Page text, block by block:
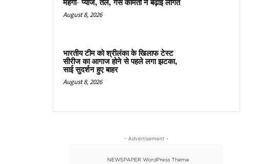
महंगी- प्याज, तेल, गैस कीमतों ने बढ़ाई लागत
August 8, 2026
भारतीय टीम को श्रीलंका के खिलाफ टेस्ट
सीरीज का आगाज होने से पहले लगा झटका,
साई सुदर्शन हुए बाहर
August 8, 2026
- Advertisement -